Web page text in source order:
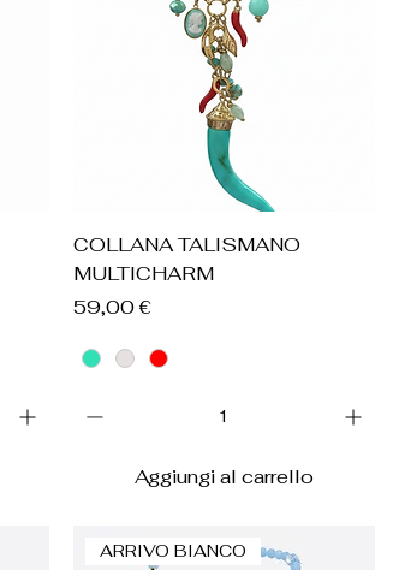
Vista rapida
COLLANA TALISMANO
MULTICHARM
Prezzo
59,00 €
Aggiungi al carrello
ARRIVO BIANCO